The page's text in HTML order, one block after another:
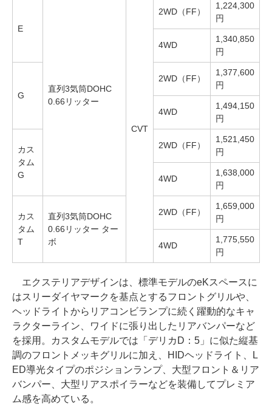
E
直列3気筒DOHC
0.66リッター
CVT
2WD（FF）
1,224,300
円
4WD
1,340,850
円
G
2WD（FF）
1,377,600
円
4WD
1,494,150
円
カス
タム
G
2WD（FF）
1,521,450
円
4WD
1,638,000
円
カス
タム
T
直列3気筒DOHC
0.66リッター ター
ボ
2WD（FF）
1,659,000
円
4WD
1,775,550
円
エクステリアデザインは、標準モデルのeKスペースに
はスリーダイヤマークを基点とするフロントグリルや、
ヘッドライトからリアコンビランプに続く躍動的なキャ
ラクターライン、ワイドに張り出したリアバンパーなど
を採用。カスタムモデルでは「デリカD：5」に似た縦基
調のフロントメッキグリルに加え、HIDヘッドライト、L
ED導光タイプのポジションランプ、大型フロント＆リア
バンパー、大型リアスポイラーなどを装備してプレミア
ム感を高めている。